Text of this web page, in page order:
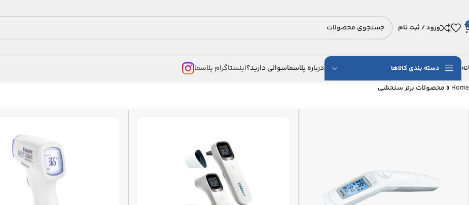
ورود / ثبت نام
دسته بندی کالاها درباره پلاسماسوالی دارید؟اینستاگرام پلاسما
Home
» محصولات برتر سنجشی